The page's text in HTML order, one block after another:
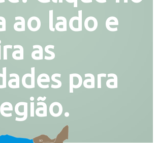
ao lado e
as
para
SO